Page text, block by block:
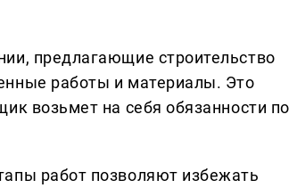
предлагающие строительство
работы и материалы. Это
возьмет на себя обязанности по
работ позволяют избежать